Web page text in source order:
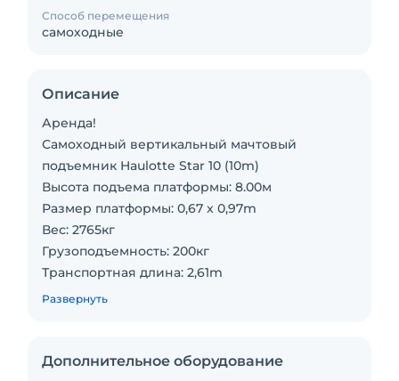
Способ перемещения
самоходные
Описание
Аренда!
Самоходный вертикальный мачтовый
подъемник Haulotte Star 10 (10m)
Высота подъема платформы: 8.00м
Размер платформы: 0,67 x 0,97m
Вес: 2765кг
Грузоподъемность: 200кг
Транспортная длина: 2,61m
Транспортная ширина: 0,99m
Колеса для ровных полов: Да
Развернуть
Дополнительное оборудование